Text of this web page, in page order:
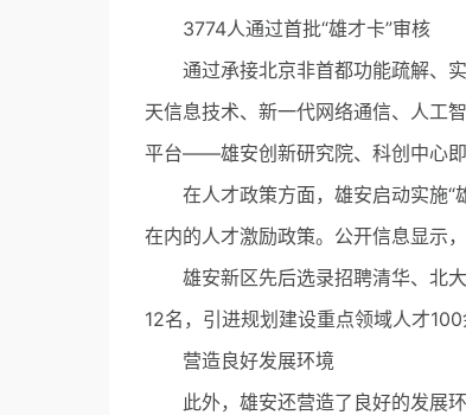
3774人通过首批“雄才卡”审核
通过承接北京非首都功能疏解、实
天信息技术、新一代网络通信、人工
平台——雄安创新研究院、科创中心即
在人才政策方面，雄安启动实施“
在内的人才激励政策。公开信息显示
雄安新区先后选录招聘清华、北大
12名，引进规划建设重点领域人才
营造良好发展环境
此外，雄安还营造了良好的发展环